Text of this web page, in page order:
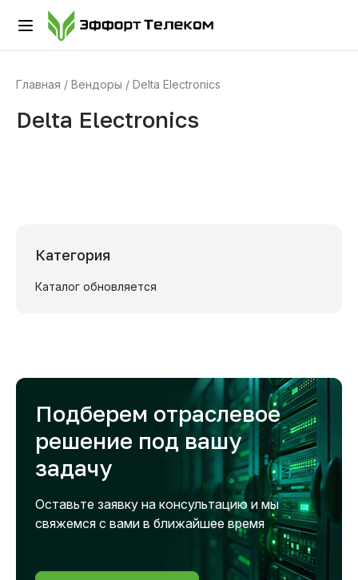
Главная Вендоры Delta Electronics
Delta Electronics
Категория
Каталог обновляется
Подберем отраслевое
решение под вашу
задачу
Оставьте заявку на консультацию и мы
свяжемся с вами в ближайшее время